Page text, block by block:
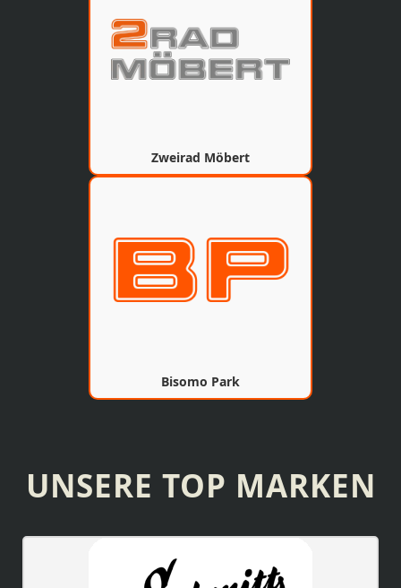
Zweirad Möbert
Bisomo Park
UNSERE TOP MARKEN